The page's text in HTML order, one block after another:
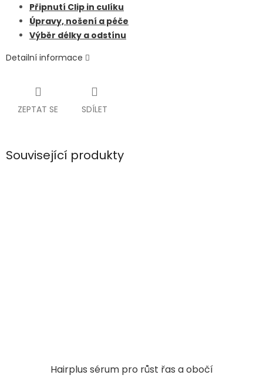
Připnutí Clip in culíku
Úpravy, nošení a péče
Výběr délky a odstínu
Detailní informace
ZEPTAT SE SDÍLET
Související produkty
Hairplus sérum pro růst řas a obočí